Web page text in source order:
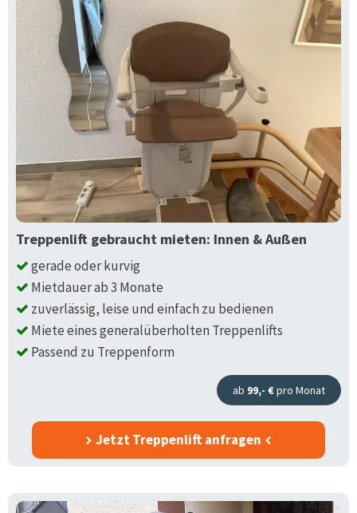
Treppenlift gebraucht mieten: Innen & Außen
gerade oder kurvig
Mietdauer ab 3 Monate
zuverlässig, leise und einfach zu bedienen
Miete eines generalüberholten Treppenlifts
Passend zu Treppenform
ab 99,- €pro Monat
Jetzt Treppenlift anfragen